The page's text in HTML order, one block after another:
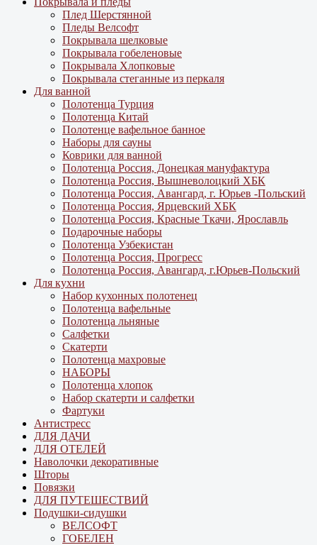
Плед Шерстянной
Пледы Велсофт
Покрывала шелковые
Покрывала гобеленовые
Покрывала Хлопковые
Покрывала стеганные из перкаля
Для ванной
Полотенца Турция
Полотенца Китай
Полотенце вафельное банное
Наборы для сауны
Коврики для ванной
Полотенца Россия, Донецкая мануфактура
Полотенца Россия, Вышневолоцкий ХБК
Полотенца Россия, Авангард, г. Юрьев -Польский
Полотенца Россия, Ярцевский ХБК
Полотенца Россия, Красные Ткачи, Ярославль
Подарочные наборы
Полотенца Узбекистан
Полотенца Россия, Прогресс
Полотенца Россия, Авангард, г.Юрьев-Польский
Для кухни
Набор кухонных полотенец
Полотенца вафельные
Полотенца льняные
Салфетки
Скатерти
Полотенца махровые
НАБОРЫ
Полотенца хлопок
Набор скатерти и салфетки
Фартуки
Антистресс
ДЛЯ ДАЧИ
ДЛЯ ОТЕЛЕЙ
Наволочки декоративные
Шторы
Повязки
ДЛЯ ПУТЕШЕСТВИЙ
Подушки-сидушки
ВЕЛСОФТ
ГОБЕЛЕН